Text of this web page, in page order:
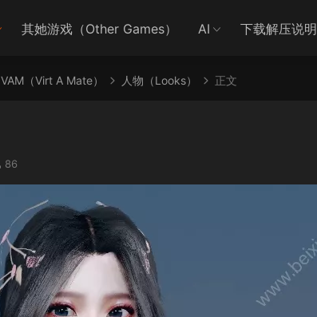
其她游戏（Other Games） AI 下载解压说明
VAM（Virt A Mate） 人物（Looks） 正文
86